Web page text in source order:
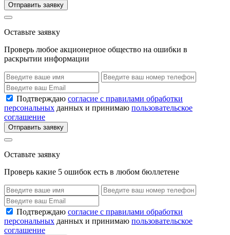
Отправить заявку
Оставьте заявку
Проверь любое акционерное общество на ошибки в
раскрытии информации
Подтверждаю согласие с правилами обработки
персональных данных и принимаю пользовательское
соглашение
Отправить заявку
Оставьте заявку
Проверь какие 5 ошибок есть в любом бюллетене
Подтверждаю согласие с правилами обработки
персональных данных и принимаю пользовательское
соглашение